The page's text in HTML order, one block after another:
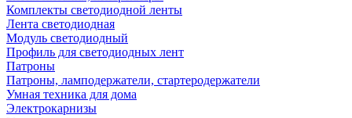
Комплекты светодиодной ленты
Лента светодиодная
Модуль светодиодный
Профиль для светодиодных лент
Патроны
Патроны, ламподержатели, стартеродержатели
Умная техника для дома
Электрокарнизы